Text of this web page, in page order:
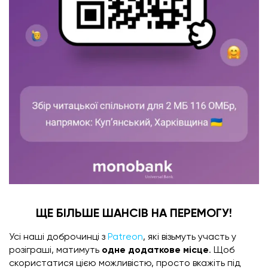
ЩЕ БІЛЬШЕ ШАНСІВ НА ПЕРЕМОГУ!
Усі наші доброчинці з Patreon, які візьмуть участь у
розіграші, матимуть одне додаткове місце. Щоб
скористатися цією можливістю, просто вкажіть під